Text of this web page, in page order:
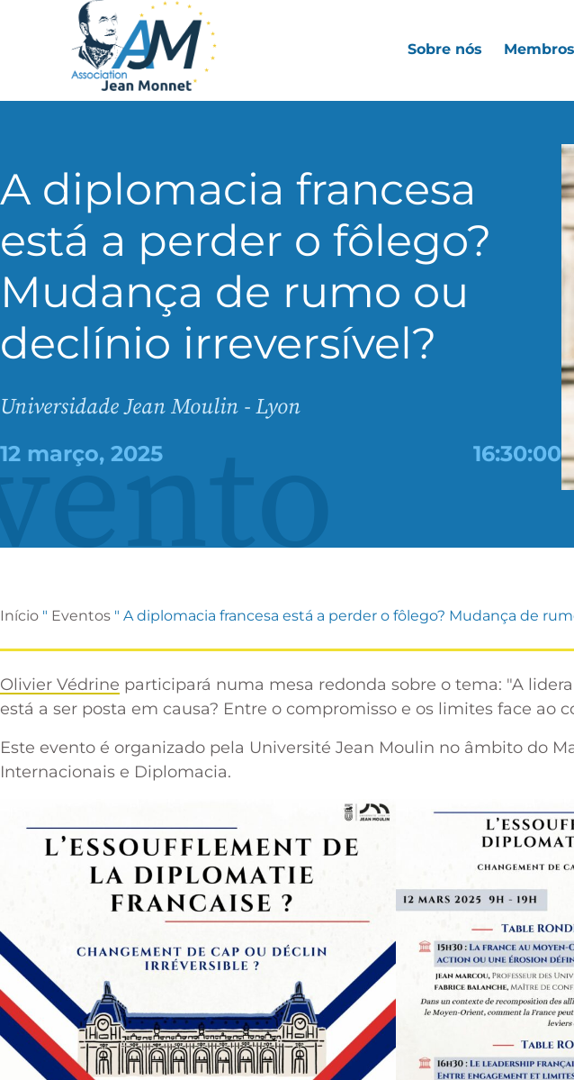
Sobre nós Membros
A diplomacia francesa
está a perder o fôlego?
Mudança de rumo ou
declínio irreversível?
Universidade Jean Moulin - Lyon
12 março, 2025 16:30:00
Início " Eventos " A diplomacia francesa está a perder o fôlego? Mudança de
Olivier Védrine participará numa mesa redonda sobre o tema: "A
está a ser posta em causa? Entre o compromisso e os limites face ao
Este evento é organizado pela Université Jean Moulin no âmbito do
Internacionais e Diplomacia.